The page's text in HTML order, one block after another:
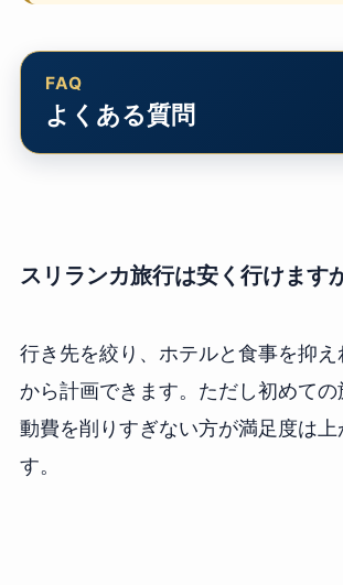
よくある質問
スリランカ旅行は安く行けます
行き先を絞り、ホテルと食事を抑
から計画できます。ただし初めて
動費を削りすぎない方が満足度は
す。